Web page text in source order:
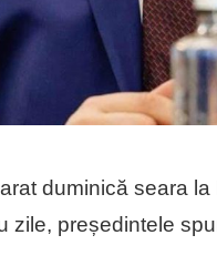
duminică seara
zile, președintele